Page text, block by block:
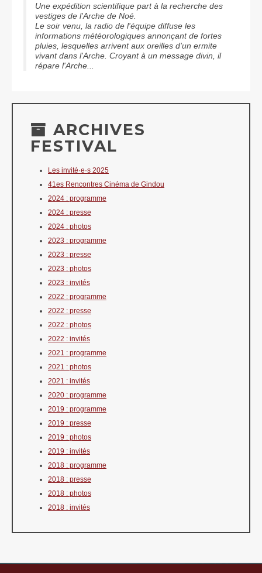
Une expédition scientifique part à la recherche des
vestiges de l'Arche de Noé.
Le soir venu, la radio de l'équipe diffuse les
informations météorologiques annonçant de fortes
pluies, lesquelles arrivent aux oreilles d'un ermite
vivant dans l'Arche. Croyant à un message divin, il
répare l'Arche...
ARCHIVES
FESTIVAL
Les invité·e·s 2025
41es Rencontres Cinéma de Gindou
2024 : programme
2024 : presse
2024 : photos
2023 : programme
2023 : presse
2023 : photos
2023 : invités
2022 : programme
2022 : presse
2022 : photos
2022 : invités
2021 : programme
2021 : photos
2021 : invités
2020 : programme
2019 : programme
2019 : presse
2019 : photos
2019 : invités
2018 : programme
2018 : presse
2018 : photos
2018 : invités